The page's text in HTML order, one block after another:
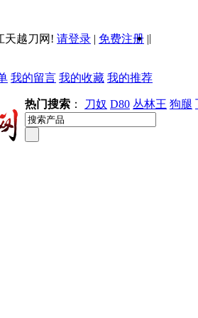
天越刀网! 请登录 | 免费注册 ||
我的留言 我的收藏 我的推荐
热门搜索 ： 刀奴 D80 丛林王 狗腿